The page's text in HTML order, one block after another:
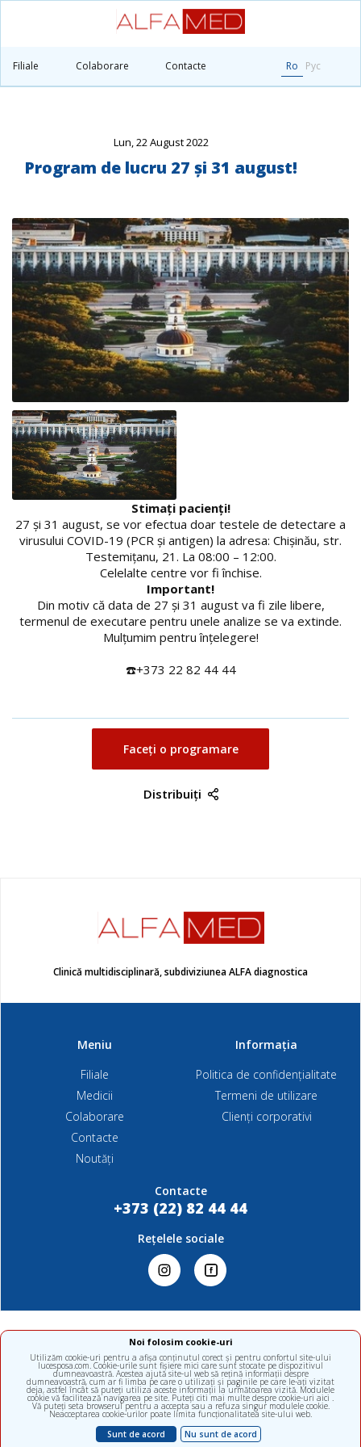
Filiale Colaborare Contacte Ro Рус
Program de lucru 27 și 31 august!
Lun, 22 August 2022
Program de lucru 27 și 31 august!
Stimați pacienți!
27 și 31 august, se vor efectua doar testele de detectare a
virusului COVID-19 (PCR și antigen) la adresa: Chișinău, str.
Testemițanu, 21. La 08:00 – 12:00.
Celelalte centre vor fi închise.
Important!
Din motiv că data de 27 și 31 august va fi zile libere,
termenul de executare pentru unele analize se va extinde.
Mulțumim pentru înțelegere!
☎️+373 22 82 44 44
Faceți o programare
Distribuiți
Clinică multidisciplinară, subdiviziunea ALFA diagnostica
Meniu
Filiale
Medicii
Colaborare
Contacte
Noutăți
Informația
Politica de confidențialitate
Termeni de utilizare
Clienți corporativi
Contacte
+373 (22) 82 44 44
Rețelele sociale
Orice comentarii privind calitatea serviciilor noaste opinie critică,
comentariu, sugestie, recunoștință sunt de mare valoare pentru noi.
Vă mulțumim că ați ales ALFAMED.
Scrieți-ne un mesaj
Noi folosim cookie-uri
Utilizăm cookie-uri pentru a afișa conținutul corect și pentru confortul site-ului
lucesposa.com. Cookie-urile sunt fișiere mici care sunt stocate pe dispozitivul
dumneavoastră. Acestea ajută site-ul web să rețină informații despre
dumneavoastră, cum ar fi limba pe care o utilizați și paginile pe care le-ați vizitat
deja, astfel încât să puteți utiliza aceste informații la următoarea vizită. Modulele
cookie vă facilitează navigarea pe site. Puteți citi mai multe despre cookie-uri aici .
Vă puteți seta browserul pentru a accepta sau a refuza singur modulele cookie.
Neacceptarea cookie-urilor poate limita funcționalitatea site-ului web.
Sunt de acord
Nu sunt de acord